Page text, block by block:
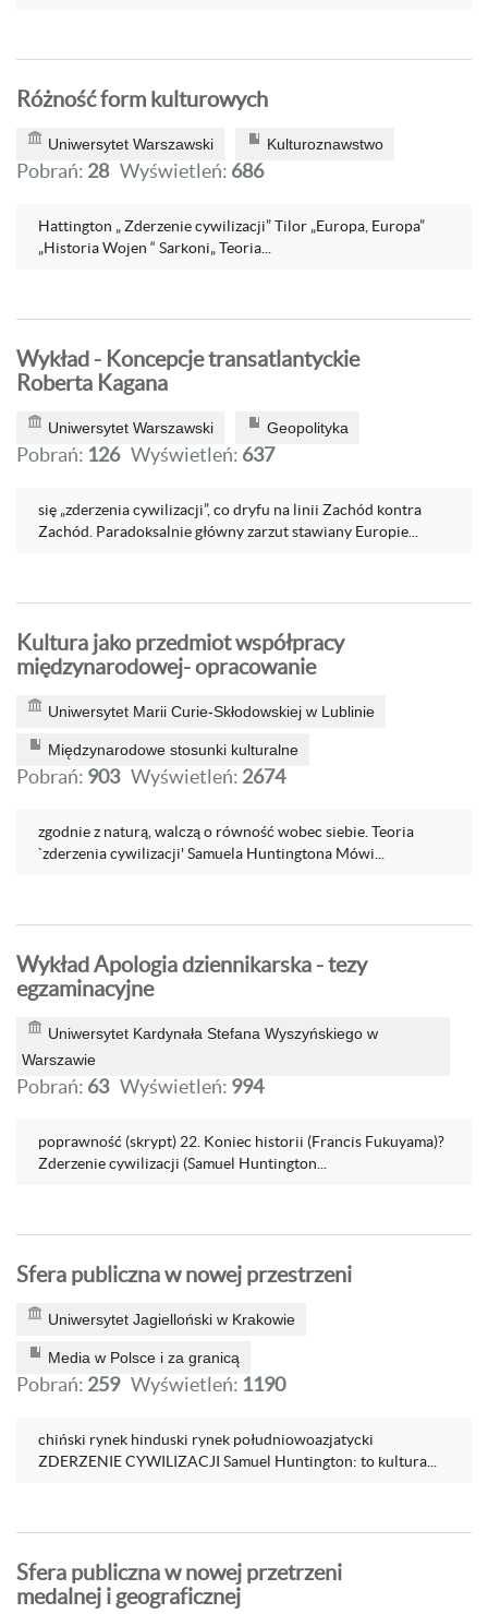
Różność form kulturowych
Uniwersytet Warszawski Kulturoznawstwo
Pobrań: 28 Wyświetleń: 686
Hattington „ Zderzenie cywilizacji” Tilor „Europa, Europa”
„Historia Wojen “ Sarkoni„ Teoria...
Wykład - Koncepcje transatlantyckie
Roberta Kagana
Uniwersytet Warszawski Geopolityka
Pobrań: 126 Wyświetleń: 637
się „zderzenia cywilizacji”, co dryfu na linii Zachód kontra
Zachód. Paradoksalnie główny zarzut stawiany Europie...
Kultura jako przedmiot współpracy
międzynarodowej- opracowanie
Uniwersytet Marii Curie-Skłodowskiej w Lublinie
Międzynarodowe stosunki kulturalne
Pobrań: 903 Wyświetleń: 2674
zgodnie z naturą, walczą o równość wobec siebie. Teoria
`zderzenia cywilizacji' Samuela Huntingtona Mówi...
Wykład Apologia dziennikarska - tezy
egzaminacyjne
Uniwersytet Kardynała Stefana Wyszyńskiego w
Warszawie
Pobrań: 63 Wyświetleń: 994
poprawność (skrypt) 22. Koniec historii (Francis Fukuyama)?
Zderzenie cywilizacji (Samuel Huntington...
Sfera publiczna w nowej przestrzeni
Uniwersytet Jagielloński w Krakowie
Media w Polsce i za granicą
Pobrań: 259 Wyświetleń: 1190
chiński rynek hinduski rynek południowoazjatycki
ZDERZENIE CYWILIZACJI Samuel Huntington: to kultura...
Sfera publiczna w nowej przetrzeni
medalnej i geograficznej